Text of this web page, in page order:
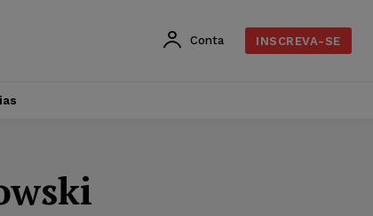
Conta INSCREVA-SE